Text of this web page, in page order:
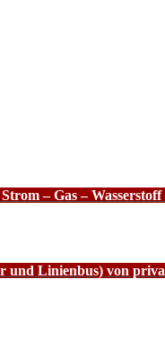
– Gas –
Linienbus) von